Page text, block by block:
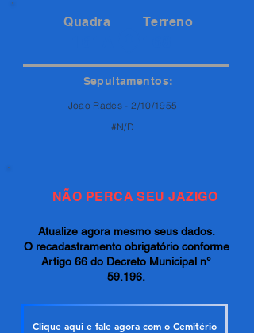
Quadra Terreno
Sepultamentos:
Joao Rades - 2/10/1955
#N/D
NÃO PERCA SEU JAZIGO
Atualize agora mesmo seus dados.
O recadastramento obrigatório conforme
Artigo 66 do Decreto Municipal n°
59.196.
Clique aqui e fale agora com o Cemitério